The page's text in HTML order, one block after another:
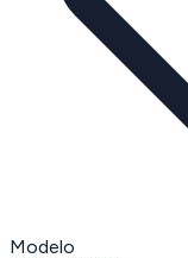
Modelo